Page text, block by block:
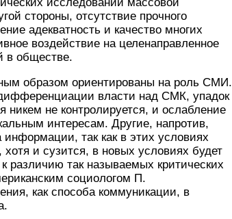
стороны, отсутствие прочного
адекватность и качество многих
воздействие на целенаправленное
в обществе.
образом ориентированы на роль СМИ.
власти над СМК, упадок
никем не контролируется, и ослабление
интересам. Другие, напротив,
так как в этих условиях
и сузится, в новых условиях будет
различию так называемых критических
социологом П.
как способа коммуникации, в